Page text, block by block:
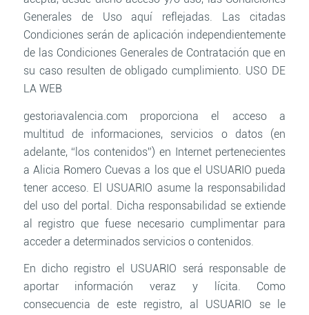
Generales de Uso aquí reflejadas. Las citadas
Condiciones serán de aplicación independientemente
de las Condiciones Generales de Contratación que en
su caso resulten de obligado cumplimiento. USO DE
LA WEB
gestoriavalencia.com proporciona el acceso a
multitud de informaciones, servicios o datos (en
adelante, “los contenidos”) en Internet pertenecientes
a Alicia Romero Cuevas a los que el USUARIO pueda
tener acceso. El USUARIO asume la responsabilidad
del uso del portal. Dicha responsabilidad se extiende
al registro que fuese necesario cumplimentar para
acceder a determinados servicios o contenidos.
En dicho registro el USUARIO será responsable de
aportar información veraz y lícita. Como
consecuencia de este registro, al USUARIO se le